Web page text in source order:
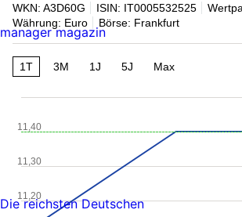
WKN: A3D60G ISIN: IT0005532525
Währung: Euro
Börse: Frankfurt
1T 3M 1J 5J Max
11,20
11,30
11,40
manager magazin
Die reichsten Deutschen